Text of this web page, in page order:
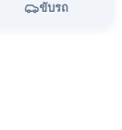
ขับรถ